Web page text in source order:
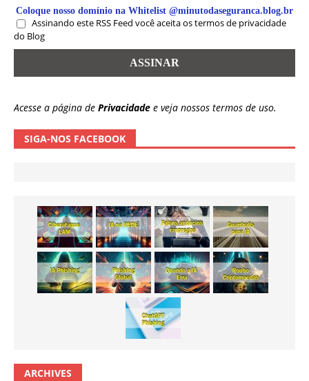
Coloque nosso domínio na Whitelist @minutodaseguranca.blog.br
Assinando este RSS Feed você aceita os termos de privacidade
do Blog
Acesse a página de Privacidade e veja nossos termos de uso.
SIGA-NOS FACEBOOK
ARCHIVES